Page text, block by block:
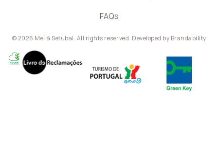
FAQs
© 2026 Meliã Setúbal. All rights reserved. Developed by Brandability